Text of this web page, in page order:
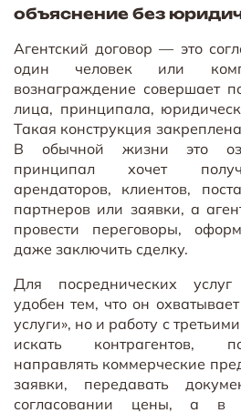
объяснение без
Агентский договор — это
один человек или
вознаграждение совершает
лица, принципала,
Такая конструкция
В обычной жизни это
принципал хочет
арендаторов, клиентов,
партнеров или заявки, а
провести переговоры,
даже заключить сделку.
Для посреднических услуг
удобен тем, что он
услуги», но и работу с
искать контрагентов,
направлять коммерческие
заявки, передавать
согласовании цены, а в